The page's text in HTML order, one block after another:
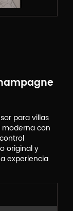
para villas
con
original y
experiencia